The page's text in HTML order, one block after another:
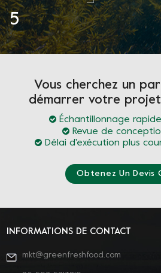
5
Vous cherchez un
démarrer votre projet
Échantillonnage
Revue de
Délai d'exécution plus
Obtenez Un Devis
INFORMATIONS DE CONTACT
mkt@greenfreshfood.com